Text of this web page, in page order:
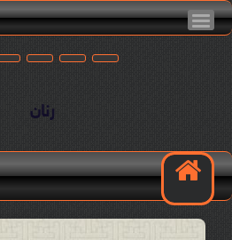
رنان